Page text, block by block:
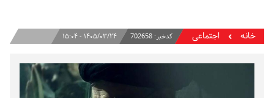
خانه اجتماعی کدخبر:702658 ۱۴۰۵/۰۳/۲۴ - ۱۵:۰۴